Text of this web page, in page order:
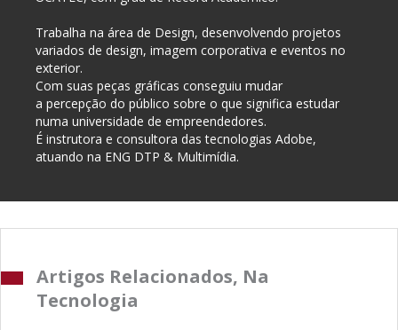
Trabalha na área de Design, desenvolvendo projetos
variados de design, imagem corporativa e eventos no
exterior.
Com suas peças gráficas conseguiu mudar
a percepção do público sobre o que significa estudar
numa universidade de empreendedores.
É instrutora e consultora das tecnologias Adobe,
atuando na ENG DTP & Multimídia.
Artigos Relacionados, Na
Tecnologia